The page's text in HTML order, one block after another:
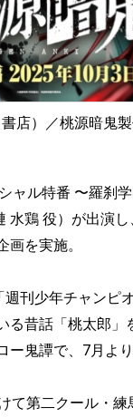
店）／桃源暗鬼
ャル特番 〜羅刹
水鶏 役）が出演
を実施。
刊少年チャンピ
昔話「桃太郎
鬼譚で、7月よ
て第二クール・